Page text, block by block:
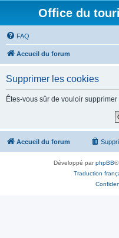
Office du
FAQ
Accueil du forum
Supprimer les cookies
Êtes-vous sûr de vouloir
Accueil du forum
Développé parphpBB®
Traduction